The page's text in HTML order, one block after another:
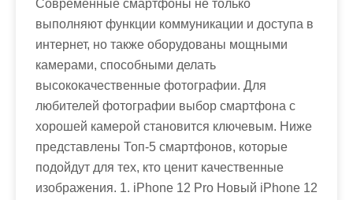
Современные смартфоны не только
выполняют функции коммуникации и доступа в
интернет, но также оборудованы мощными
камерами, способными делать
высококачественные фотографии. Для
любителей фотографии выбор смартфона с
хорошей камерой становится ключевым. Ниже
представлены Топ-5 смартфонов, которые
подойдут для тех, кто ценит качественные
изображения. 1. iPhone 12 Pro Новый iPhone 12